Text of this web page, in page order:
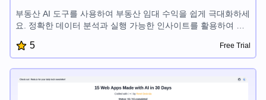
부동산 AI 도구를 사용하여 부동산 임대 수익을 쉽게 극대화하세
요. 정확한 데이터 분석과 실행 가능한 인사이트를 활용하여 알
수익 증대를 위한 맞춤형 조언을 받으세요. AI 기반 부동산 인사
이트의 힘을 발휘하여 부동산 시장에서 더 큰 성공을 거두세요.
5 Free Trial